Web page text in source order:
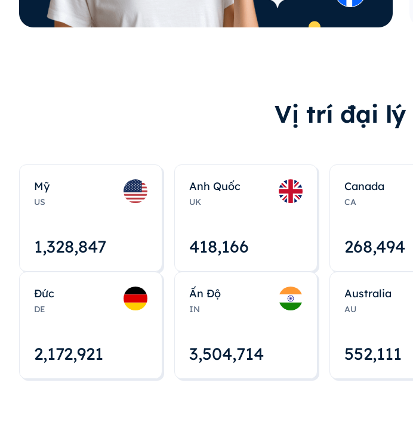
Vị trí đại lý
Mỹ
US
1,328,848
Anh Quốc
UK
418,167
Canada
CA
268,495
Đức
DE
2,172,922
Ấn Độ
IN
3,504,715
Australia
AU
552,112